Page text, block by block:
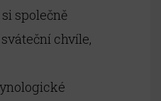
společně
chvíle,